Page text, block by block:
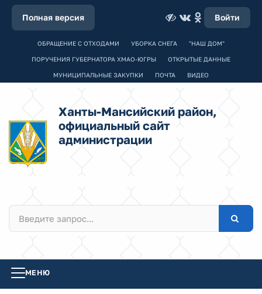
Полная версия Войти
ОБРАЩЕНИЕ С ОТХОДАМИ УБОРКА СНЕГА "НАШ ДОМ"
ПОРУЧЕНИЯ ГУБЕРНАТОРА ХМАО-ЮГРЫ ОТКРЫТЫЕ ДАННЫЕ
МУНИЦИПАЛЬНЫЕ ЗАКУПКИ ПОЧТА ВИДЕО
Ханты-Мансийский район,
официальный сайт
администрации
МЕНЮ